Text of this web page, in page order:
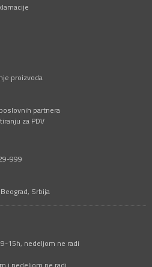
proizvoda
partnera
za PDV
999
Srbija
15h, nedeljom ne radi